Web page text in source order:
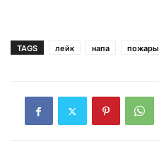
TAGS лейк напа пожары